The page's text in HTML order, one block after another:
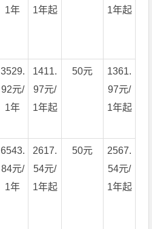
1年
1年起
1年起
3529.
92元/
1年
1411.
97元/
1年起
50元
1361.
97元/
1年起
6543.
84元/
1年
2617.
54元/
1年起
50元
2567.
54元/
1年起